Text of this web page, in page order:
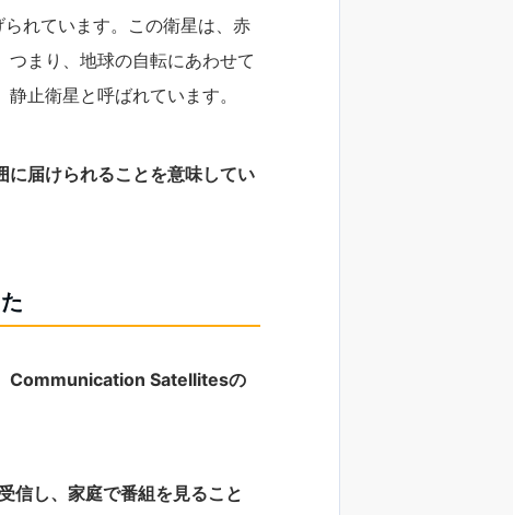
れています。この衛星は、赤
まり、地球の自転にあわせて
止衛星と呼ばれています。
に届けられることを意味してい
Communication Satellitesの
信し、家庭で番組を見ること